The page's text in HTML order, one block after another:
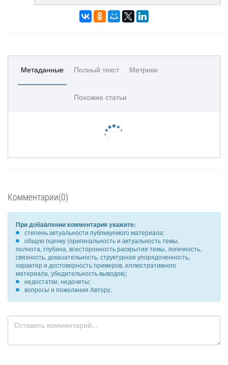
Метаданные Полный текст Метрики
Похожие статьи
Комментарии(0)
При добавлении комментария укажите:
степень актуальности публикуемого материала;
общую оценку (оригинальность и актуальность темы,
полнота, глубина, всесторонность раскрытия темы, логичность,
связность, доказательность, структурная упорядоченность,
характер и достоверность примеров, иллюстративного
материала, убедительность выводов);
недостатки, недочеты;
вопросы и пожелания Автору.